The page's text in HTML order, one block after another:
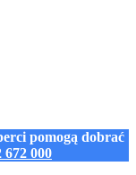
pomogą dobrać
672 000